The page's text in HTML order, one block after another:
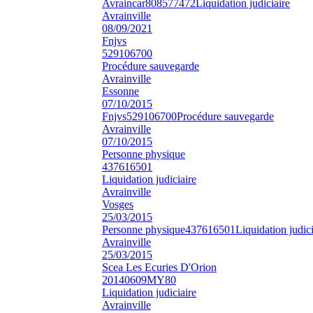
Avraincar808577472 Liquidation judiciaire
Avrainville
08/09/2021
Fnjvs
529106700
Procédure sauvegarde
Avrainville
Essonne
07/10/2015
Fnjvs529106700Procédure sauvegarde
Avrainville
07/10/2015
Personne physique
437616501
Liquidation judiciaire
Avrainville
Vosges
25/03/2015
Personne physique437616501Liquidation
Avrainville
25/03/2015
Scea Les Ecuries D'Orion
20140609MY80
Liquidation judiciaire
Avrainville